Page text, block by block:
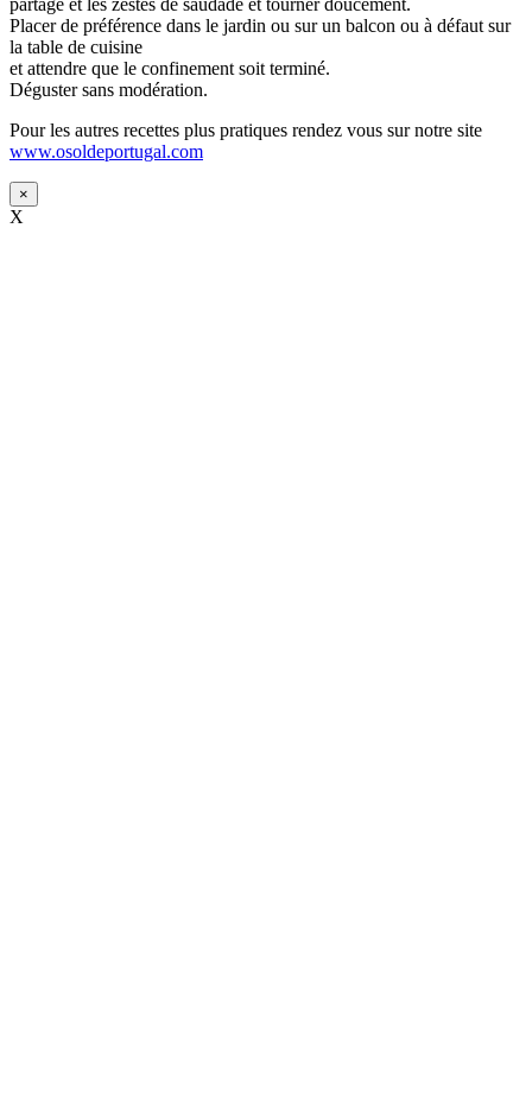
partage et les zestes de saudade et tourner doucement.
Placer de préférence dans le jardin ou sur un balcon ou à défaut sur
la table de cuisine
et attendre que le confinement soit terminé.
Déguster sans modération.
Pour les autres recettes plus pratiques rendez vous sur notre site
www.osoldeportugal.com
×
X